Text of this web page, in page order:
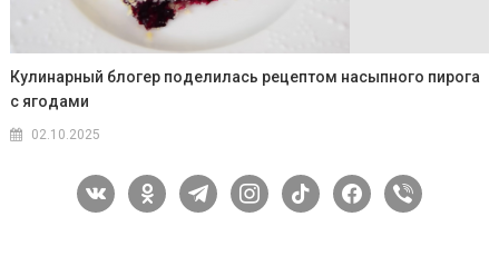
Кулинарный блогер поделилась рецептом насыпного пирога
с ягодами
02.10.2025
vkontakteodnoklassniki
telegraminstagram
tiktok facebook
viber